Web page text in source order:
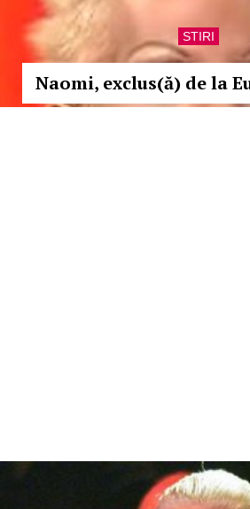
STIRI
Naomi, exclus(ă) de la